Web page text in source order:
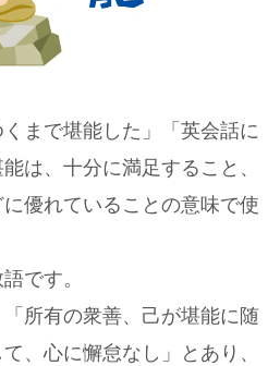
くまで堪能した」「英会話に
は、十分に満足すること、
優れていることの意味で使
です。
「所有の衆善、己が堪能に随
、心に懈怠なし」とあり、